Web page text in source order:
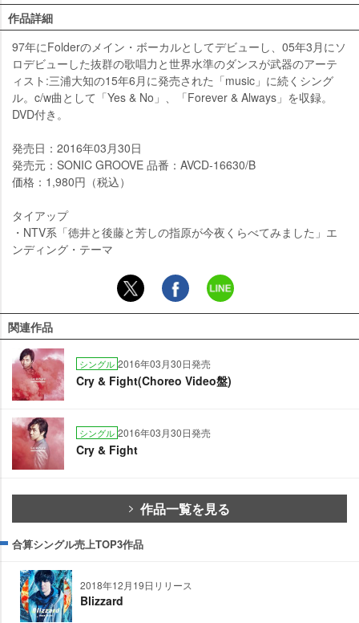
作品詳細
97年にFolderのメイン・ボーカルとしてデビューし、05年3月にソ
ロデビューした抜群の歌唱力と世界水準のダンスが武器のアーテ
ィスト:三浦大知の15年6月に発売された「music」に続くシング
ル。c/w曲として「Yes & No」、「Forever & Always」を収録。
DVD付き。
発売日：2016年03月30日
発売元：SONIC GROOVE 品番：AVCD-16630/B
価格：1,980円（税込）
タイアップ
・NTV系「徳井と後藤と芳しの指原が今夜くらべてみました」エ
ンディング・テーマ
関連作品
シングル 2016年03月30日発売
Cry & Fight(Choreo Video盤)
シングル 2016年03月30日発売
Cry & Fight
作品一覧を見る
合算シングル売上TOP3作品
2018年12月19日リリース
Blizzard